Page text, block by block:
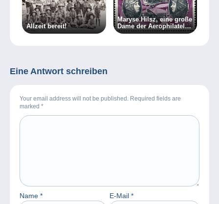
Allzeit bereit!
Maryse Hilsz, eine große
Dame der Aerophilatelie
(Teil 2)
Eine Antwort schreiben
Your email address will not be published. Required fields are
marked *
Name * E-Mail *